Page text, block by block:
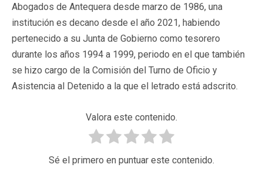
Abogados de Antequera desde marzo de 1986, una
institución es decano desde el año 2021, habiendo
pertenecido a su Junta de Gobierno como tesorero
durante los años 1994 a 1999, periodo en el que también
se hizo cargo de la Comisión del Turno de Oficio y
Asistencia al Detenido a la que el letrado está adscrito.
Valora este contenido.
Sé el primero en puntuar este contenido.